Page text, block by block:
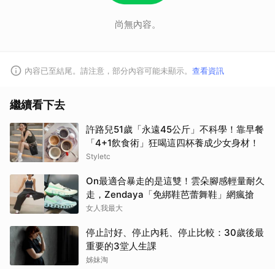
尚無內容。
內容已至結尾。請注意，部分內容可能未顯示。 查看資訊
繼續看下去
許路兒51歲「永遠45公斤」不科學！靠早餐
「4+1飲食術」狂喝這四杯養成少女身材！
Styletc
On最適合暴走的是這雙！雲朵腳感輕量耐久
走，Zendaya「免綁鞋芭蕾舞鞋」網瘋搶
女人我最大
停止討好、停止內耗、停止比較：30歲後最
重要的3堂人生課
姊妹淘